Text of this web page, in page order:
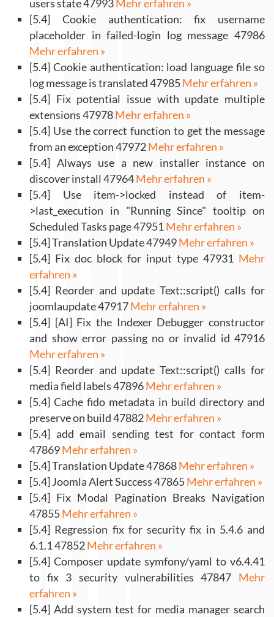
users state 47993 Mehr erfahren »
[5.4] Cookie authentication: fix username
placeholder in failed-login log message 47986
Mehr erfahren »
[5.4] Cookie authentication: load language file so
log message is translated 47985Mehr erfahren »
[5.4] Fix potential issue with update multiple
extensions 47978Mehr erfahren »
[5.4] Use the correct function to get the message
from an exception 47972Mehr erfahren »
[5.4] Always use a new installer instance on
discover install 47964Mehr erfahren »
[5.4] Use item->locked instead of item-
>last_execution in "Running Since" tooltip on
Scheduled Tasks page 47951 Mehr erfahren »
[5.4] Translation Update 47949Mehr erfahren »
[5.4] Fix doc block for input type 47931 Mehr
erfahren »
[5.4] Reorder and update Text::script() calls for
joomlaupdate 47917Mehr erfahren »
[5.4] [AI] Fix the Indexer Debugger constructor
and show error passing no or invalid id 47916
Mehr erfahren »
[5.4] Reorder and update Text::script() calls for
media field labels 47896Mehr erfahren »
[5.4] Cache fido metadata in build directory and
preserve on build 47882Mehr erfahren »
[5.4] add email sending test for contact form
47869Mehr erfahren »
[5.4] Translation Update 47868Mehr erfahren »
[5.4] Joomla Alert Success 47865Mehr erfahren »
[5.4] Fix Modal Pagination Breaks Navigation
47855Mehr erfahren »
[5.4] Regression fix for security fix in 5.4.6 and
6.1.1 47852Mehr erfahren »
[5.4] Composer update symfony/yaml to v6.4.41
to fix 3 security vulnerabilities 47847 Mehr
erfahren »
[5.4] Add system test for media manager search